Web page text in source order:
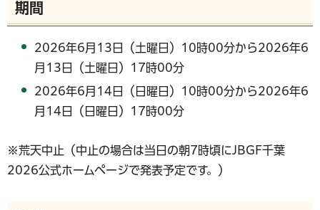
期間
2026年6月13日（土曜日）10時00分から2026年6
月13日（土曜日）17時00分
2026年6月14日（日曜日）10時00分から2026年6
月14日（日曜日）17時00分
※荒天中止（中止の場合は当日の朝7時頃にJBGF千葉
2026公式ホームページで発表予定です。）